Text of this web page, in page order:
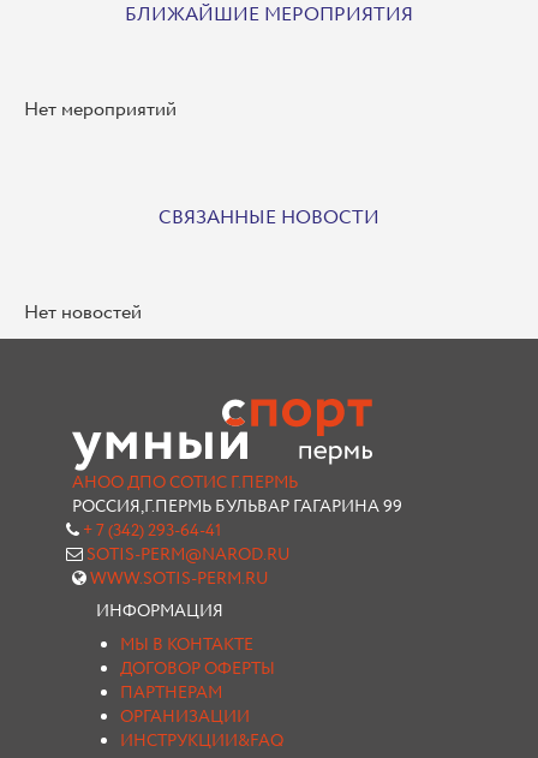
БЛИЖАЙШИЕ МЕРОПРИЯТИЯ
Нет мероприятий
СВЯЗАННЫЕ НОВОСТИ
Нет новостей
АНОО ДПО СОТИС Г.ПЕРМЬ
РОССИЯ,Г.ПЕРМЬ БУЛЬВАР ГАГАРИНА 99
+ 7 (342) 293-64-41
SOTIS-PERM@NAROD.RU
WWW.SOTIS-PERM.RU
ИНФОРМАЦИЯ
МЫ В КОНТАКТЕ
ДОГОВОР ОФЕРТЫ
ПАРТНЕРАМ
ОРГАНИЗАЦИИ
ИНСТРУКЦИИ&FAQ